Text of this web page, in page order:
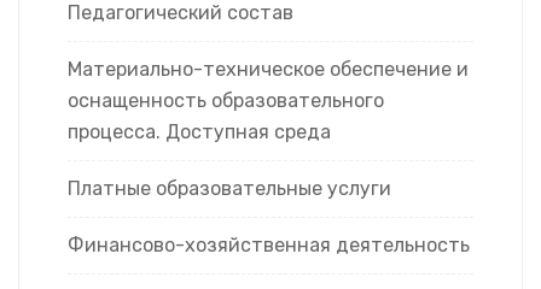
Педагогический состав
Материально-техническое обеспечение и
оснащенность образовательного
процесса. Доступная среда
Платные образовательные услуги
Финансово-хозяйственная деятельность